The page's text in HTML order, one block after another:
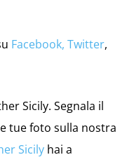
Facebook, Twitter,
Sicily. Segnala il
tue foto sulla nostra
Sicily hai a